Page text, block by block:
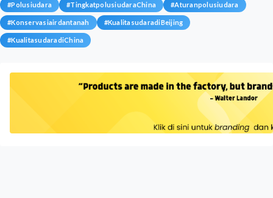
#Polusiudara #TingkatpolusiudaraChina #Aturanpolusiudara
#Konservasiairdantanah #KualitasudaradiBeijing
#KualitasudaradiChina